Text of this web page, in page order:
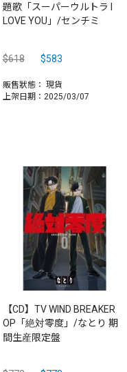
題歌「スーパーウルトラ I
LOVE YOU」/センチミ
$618 $583
販售狀態： 現貨
上架日期：2025/03/07
【CD】TV WIND BREAKER
OP「絶対零度」/なとり 期
間生産限定盤